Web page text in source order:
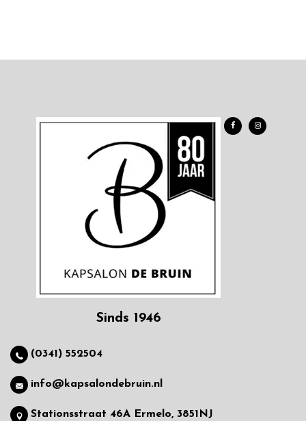
Sinds 1946
(0341) 552504
info@kapsalondebruin.nl
Stationsstraat 46A Ermelo, 3851NJ